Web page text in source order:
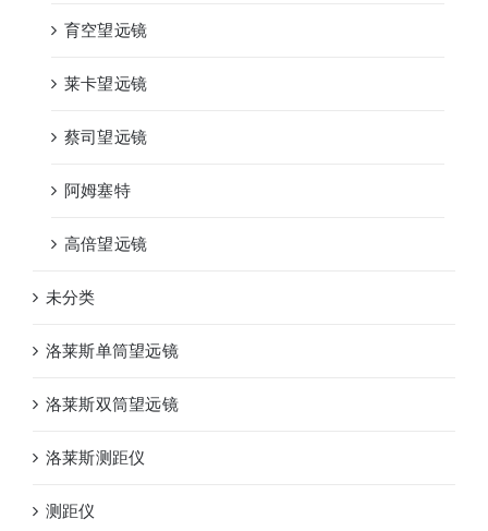
育空望远镜
莱卡望远镜
蔡司望远镜
阿姆塞特
高倍望远镜
未分类
洛莱斯单筒望远镜
洛莱斯双筒望远镜
洛莱斯测距仪
测距仪